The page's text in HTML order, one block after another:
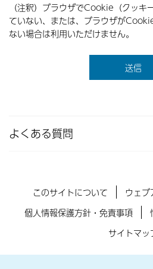
（注釈）ブラウザでCookie（クッキ
ていない、または、ブラウザが
ない場合は利用いただけません。
よくある質問
このサイトについて
ウェ
個人情報保護方針・免責事項
サイトマッ